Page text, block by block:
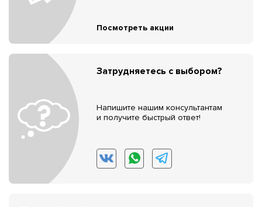
Посмотреть акции
Затрудняетесь с выбором?
Напишите нашим консультантам
и получите быстрый ответ!